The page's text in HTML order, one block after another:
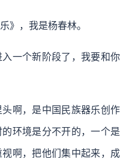
》，我是杨春林。
一个新阶段了，我要和你
啊，是中国民族器乐创作
环境是分不开的，一个是
啊，把他们集中起来，成